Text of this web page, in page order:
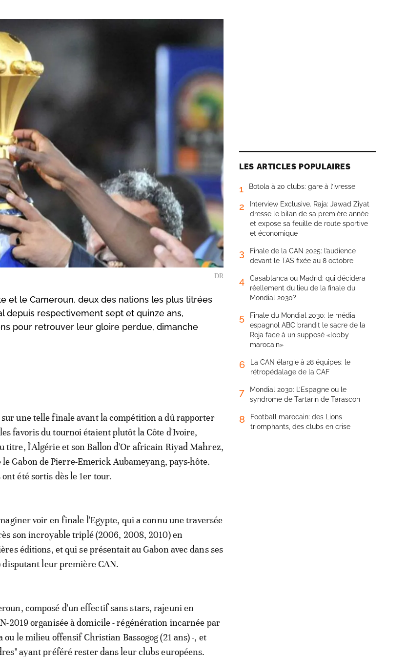
DR
et le Cameroun, deux des nations les plus titrées
depuis respectivement sept et quinze ans,
pour retrouver leur gloire perdue, dimanche
une telle finale avant la compétition a dû rapporter
favoris du tournoi étaient plutôt la Côte d'Ivoire,
titre, l'Algérie et son Ballon d'Or africain Riyad Mahrez,
le Gabon de Pierre-Emerick Aubameyang, pays-hôte.
été sortis dès le 1er tour.
voir en finale l'Egypte, qui a connu une traversée
son incroyable triplé (2006, 2008, 2010) en
éditions, et qui se présentait au Gabon avec dans ses
disputant leur première CAN.
composé d'un effectif sans stars, rajeuni en
2019 organisée à domicile - régénération incarnée par
ou le milieu offensif Christian Bassogog (21 ans) -, et
ayant préféré rester dans leur clubs européens.
LES ARTICLES POPULAIRES
1 Botola à 20 clubs: gare à l’ivresse
2
Interview Exclusive. Raja: Jawad Ziyat
dresse le bilan de sa première année
et expose sa feuille de route sportive
et économique
3
Finale de la CAN 2025: l’audience
devant le TAS fixée au 8 octobre
4
Casablanca ou Madrid: qui décidera
réellement du lieu de la finale du
Mondial 2030?
5
Finale du Mondial 2030: le média
espagnol ABC brandit le sacre de la
Roja face à un supposé «lobby
marocain»
6
La CAN élargie à 28 équipes: le
rétropédalage de la CAF
7
Mondial 2030: L’Espagne ou le
syndrome de Tartarin de Tarascon
8
Football marocain: des Lions
triomphants, des clubs en crise